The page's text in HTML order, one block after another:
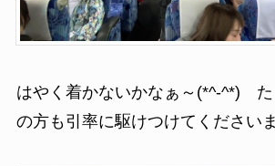
はやく着かないかなぁ～(*^-^*)
の方も引率に駆けつけてください